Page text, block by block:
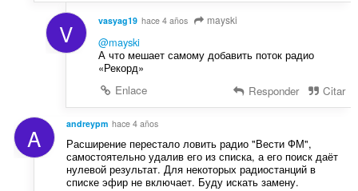
V vasyag19 hace 4 años mayski
@mayski
А что мешает самому добавить поток радио
«Рекорд»
Enlace
Responder Citar
A andreypm hace 4 años
Расширение перестало ловить радио "Вести ФМ",
самостоятельно удалив его из списка, а его поиск даёт
нулевой результат. Для некоторых радиостанций в
списке эфир не включает. Буду искать замену.